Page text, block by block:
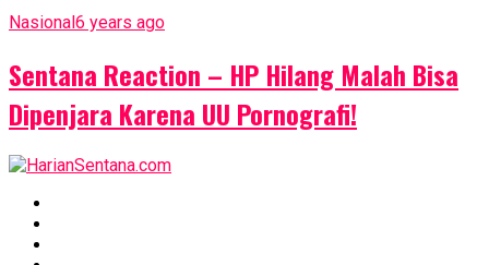
Nasional6 years ago
Sentana Reaction – HP Hilang Malah Bisa
Dipenjara Karena UU Pornografi!